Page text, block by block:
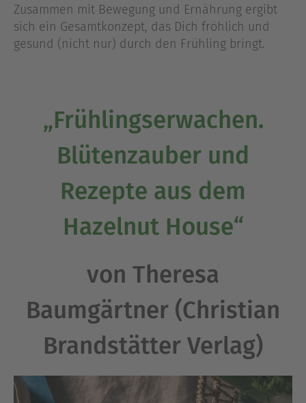
Zusammen mit Bewegung und Ernährung ergibt
sich ein Gesamtkonzept, das Dich fröhlich und
gesund (nicht nur) durch den Frühling bringt.
„Frühlingserwachen.
Blütenzauber und
Rezepte aus dem
Hazelnut House“
von Theresa
Baumgärtner (Christian
Brandstätter Verlag)